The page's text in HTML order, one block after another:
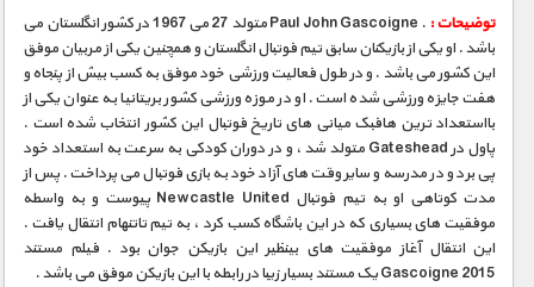
توضیحات :
. Paul John Gascoigne متولد 27 می 1967 در کشور انگلستان می
باشد . او یکی از بازیکنان سابق تیم فوتبال انگلستان و همچنین یکی از مربیان موفق
این کشور می باشد . و در طول فعالیت ورزشی خود موفق به کسب بیش از پنجاه و
هفت جایزه ورزشی شده است . او در موزه ورزشی کشور بریتانیا به عنوان یکی از
بااستعداد ترین هافبک میانی های تاریخ فوتبال این کشور انتخاب شده است .
پاول در Gateshead متولد شد ، و در دوران کودکی به سرعت به استعداد خود
پی برد و در مدرسه و سایر وقت های آزاد خود به بازی فوتبال می پرداخت . پس از
مدت کوتاهی او به تیم فوتبال Newcastle United پیوست و به واسطه
موفقیت های بسیاری که در این باشگاه کسب کرد ، به تیم تاتنهام انتقال یافت .
این انتقال آغاز موفقیت های بینظیر این بازیکن جوان بود . فیلم مستند
Gascoigne 2015 یک مستند بسیار زیبا در رابطه با این بازیکن موفق می باشد .